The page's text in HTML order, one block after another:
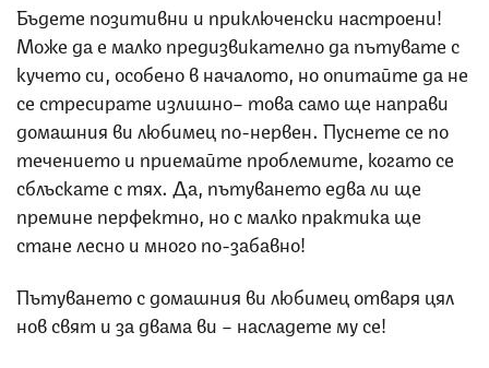
Бъдете позитивни и приключенски настроени!
Може да е малко предизвикателно да пътувате с
кучето си, особено в началото, но опитайте да не
се стресирате излишно– това само ще направи
домашния ви любимец по-нервен. Пуснете се по
течението и приемайте проблемите, когато се
сблъскате с тях. Да, пътуването едва ли ще
премине перфектно, но с малко практика ще
стане лесно и много по-забавно!
Пътуването с домашния ви любимец отваря цял
нов свят и за двама ви – насладете му се!